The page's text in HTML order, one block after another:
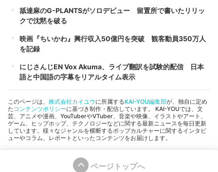
舐達麻のG-PLANTSがソロデビュー 留置所で書いたリリッ
クで沈黙を破る
映画『ちいかわ』興行収入50億円を突破 観客動員350万人
を記録
にじさんじEN Vox Akuma、ライブ翻訳を試験的配信 日本
語と中国語の字幕をリアルタイム表示
このページは、 株式会社カイユウに所属するKAI-YOU編集部が、独自に定め
た コンテンツポリシーに基づき制作・配信しています。 KAI-YOUでは、文
芸、アニメや漫画、YouTuberやVTuber、音楽や映像、イラストやアート、
ゲーム、ヒップホップ、テクノロジーなどに関する最新ニュースを毎日更新
しています。様々なジャンルを横断するポップカルチャーに関するインタビ
ューやコラム、レポートといったコンテンツをお届けします。
ページトップへ